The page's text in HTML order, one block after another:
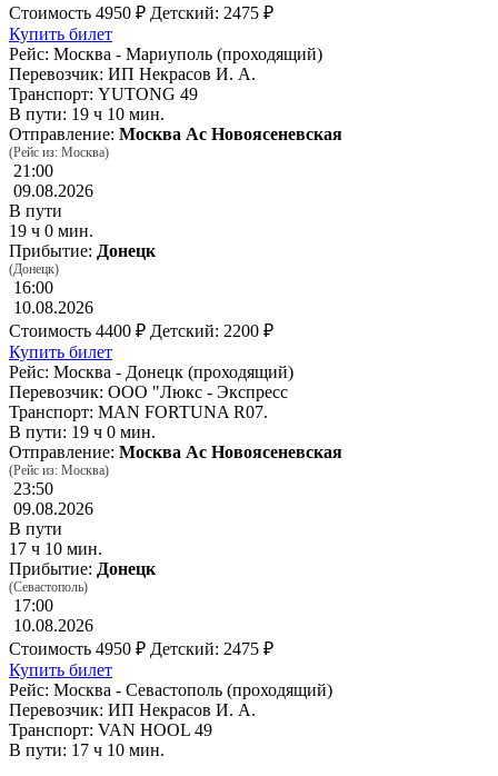
Стоимость 4950 ₽ Детский: 2475 ₽
Купить билет
Рейс: Москва - Мариуполь (проходящий)
Перевозчик: ИП Некрасов И. А.
Транспорт: YUTONG 49
В пути: 19 ч 10 мин.
Отправление: Москва Ас Новоясеневская
(Рейс из: Москва)
21:00
09.08.2026
В пути
19 ч 0 мин.
Прибытие: Донецк
(Донецк)
16:00
10.08.2026
Стоимость 4400 ₽ Детский: 2200 ₽
Купить билет
Рейс: Москва - Донецк (проходящий)
Перевозчик: ООО "Люкс - Экспресс
Транспорт: MAN FORTUNA R07.
В пути: 19 ч 0 мин.
Отправление: Москва Ас Новоясеневская
(Рейс из: Москва)
23:50
09.08.2026
В пути
17 ч 10 мин.
Прибытие: Донецк
(Севастополь)
17:00
10.08.2026
Стоимость 4950 ₽ Детский: 2475 ₽
Купить билет
Рейс: Москва - Севастополь (проходящий)
Перевозчик: ИП Некрасов И. А.
Транспорт: VAN HOOL 49
В пути: 17 ч 10 мин.